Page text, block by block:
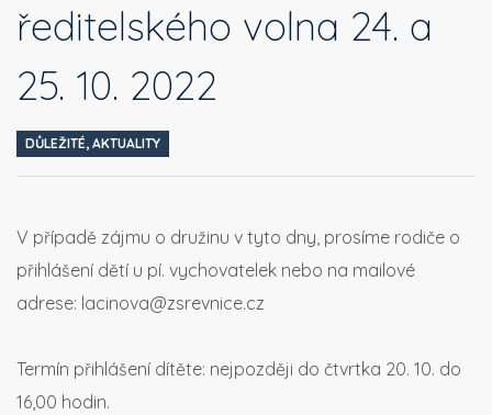
ředitelského volna 24. a
25. 10. 2022
DŮLEŽITÉ, AKTUALITY
V případě zájmu o družinu v tyto dny, prosíme rodiče o
přihlášení dětí u pí. vychovatelek nebo na mailové
adrese: lacinova@zsrevnice.cz
Termín přihlášení dítěte: nejpozději do čtvrtka 20. 10. do
16,00 hodin.